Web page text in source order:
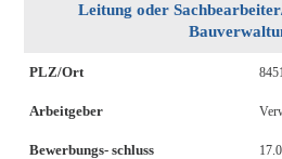
Leitung oder
PLZ/Ort
Arbeitgeber
Bewerbungs- schluss